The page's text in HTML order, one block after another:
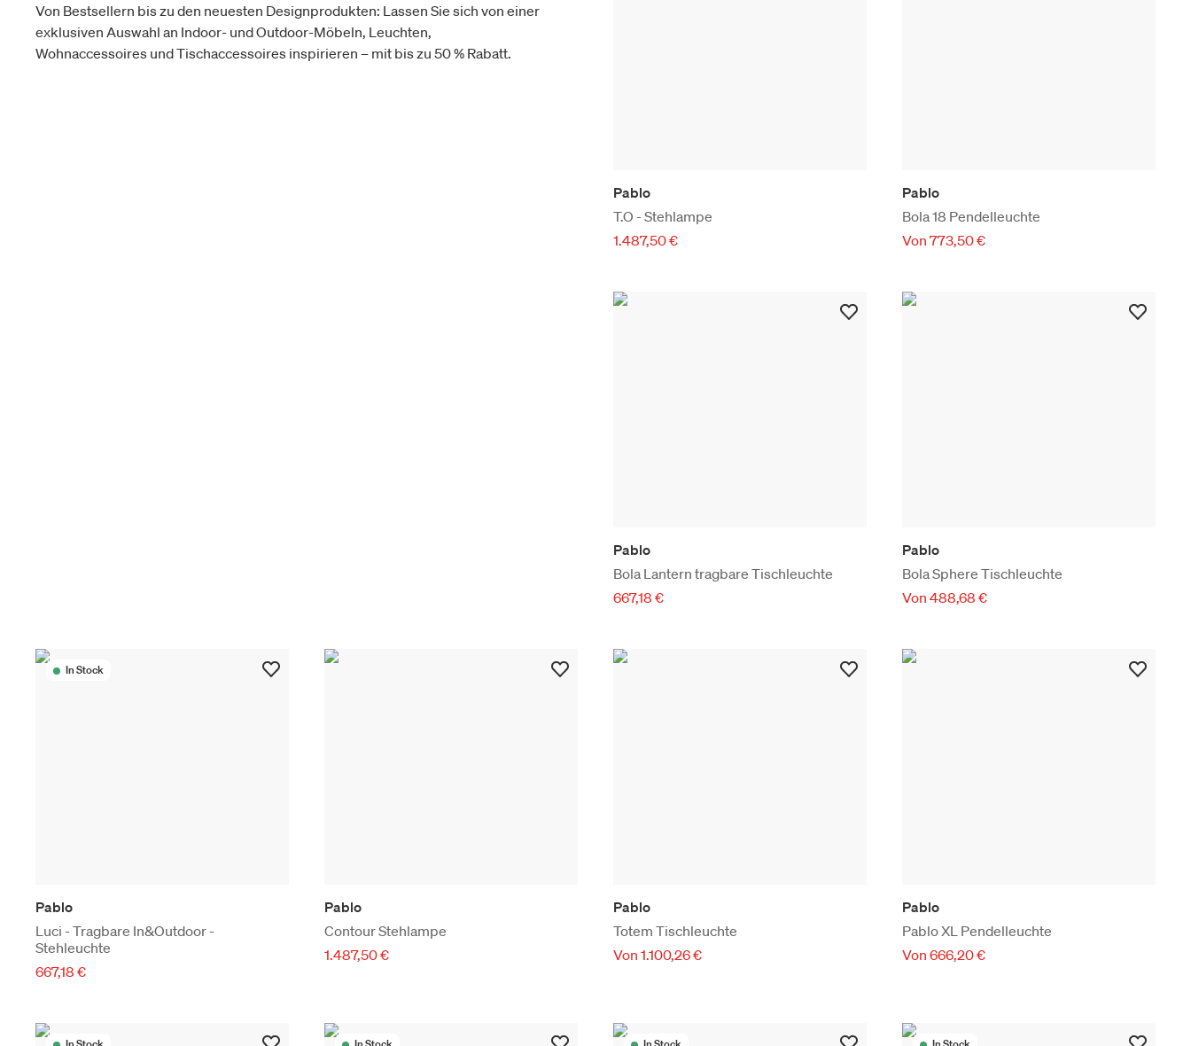
Von Bestsellern bis zu den neuesten Designprodukten: Lassen Sie sich von einer
exklusiven Auswahl an Indoor- und Outdoor-Möbeln, Leuchten,
Wohnaccessoires und Tischaccessoires inspirieren – mit bis zu 50 % Rabatt.
Pablo
T.O - Stehlampe
1.487,50 €
Pablo
Bola 18 Pendelleuchte
Von 773,50 €
Pablo
Bola Lantern tragbare Tischleuchte
667,18 €
Pablo
Bola Sphere Tischleuchte
Von 488,68 €
In Stock
Pablo
Luci - Tragbare In&Outdoor -
Stehleuchte
667,18 €
Pablo
Contour Stehlampe
1.487,50 €
Pablo
Totem Tischleuchte
Von 1.100,26 €
Pablo
Pablo XL Pendelleuchte
Von 666,20 €